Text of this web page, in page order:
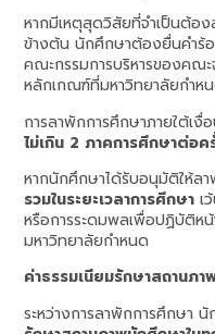
หากมีเหตุสุดวิสัยที่จำเป็นต้อง
ข้างต้น นักศึกษาต้องยื่นคำร้
คณะกรรมการบริหารของคณ
หลักเกณฑ์ที่มหาวิทยาลัยกำห
การลาพักการศึกษาภายใต้เ
ไม่เกิน 2 ภาคการศึกษาต่อค
หากนักศึกษาได้รับอนุมัติให้ล
รวมในระยะเวลาการศึกษา เ
หรือการระดมพลเพื่อปฏิบัติห
มหาวิทยาลัยกำหนด
ค่าธรรมเนียมรักษาสถานภ
ระหว่างการลาพักการศึกษา